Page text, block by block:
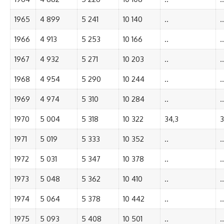
1965 4 899 5 241 10 140 .. ..
1966 4 913 5 253 10 166 .. ..
1967 4 932 5 271 10 203 .. ..
1968 4 954 5 290 10 244 .. ..
1969 4 974 5 310 10 284 .. ..
1970 5 004 5 318 10 322 34,3
1971 5 019 5 333 10 352 .. ..
1972 5 031 5 347 10 378 .. ..
1973 5 048 5 362 10 410 .. ..
1974 5 064 5 378 10 442 .. ..
1975 5 093 5 408 10 501 .. ..